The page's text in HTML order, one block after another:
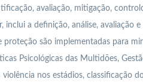
avaliação, mitigação,
a definição, análise, avaliação e
proteção são implementadas para
Psicológicas das Multidões,
nos estádios, classificação